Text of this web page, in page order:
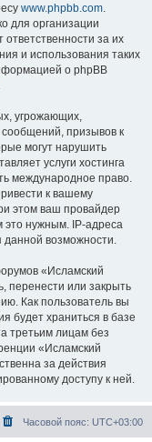
www.phpbb.com.
для организации
за их
и использования таких
о phpBB
угрожающих,
призывов к
могут нарушить
услуги хостинга
международное право.
к вашему
этом ваш провайдер
это нужным. IP-адреса
данной возможности.
«Исламский
перенести или закрыть
Как пользователь вы
будет храниться в базе
третьим лицам без
«Исламский
за действия
доступу к ней.
Часовой пояс: UTC+03:00